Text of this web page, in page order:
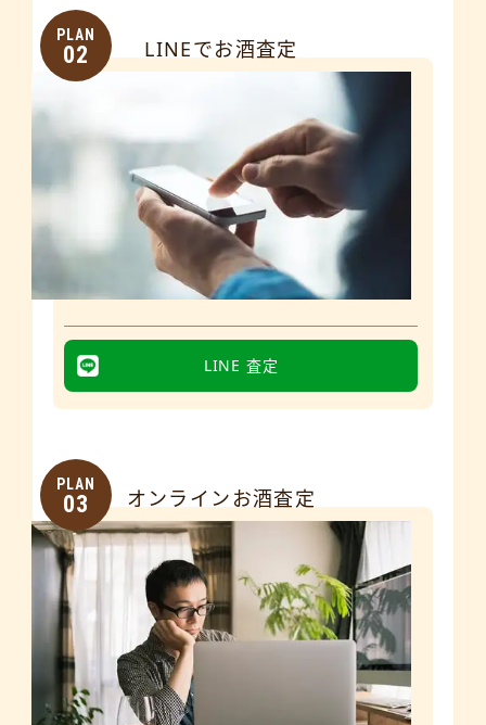
PLAN
02 LINEでお酒査定
LINE 査定
PLAN
03 オンラインお酒査定